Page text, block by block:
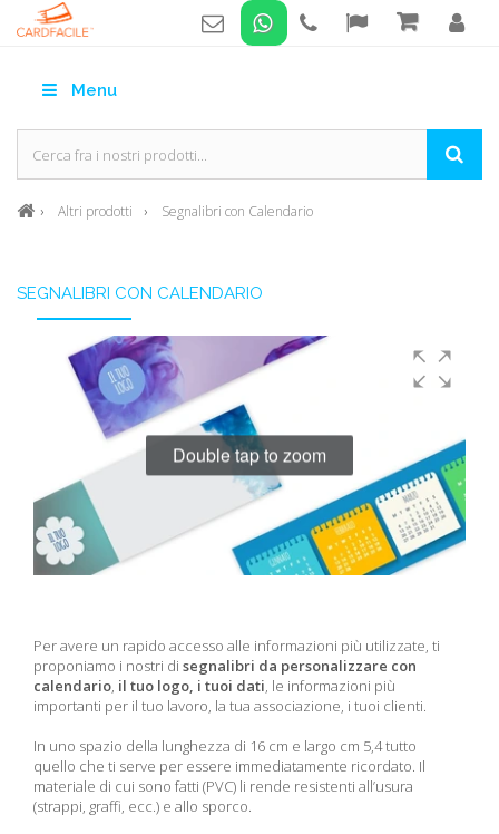
Menu
Altri prodotti Segnalibri con Calendario
SEGNALIBRI CON CALENDARIO
Double tap to zoom
Per avere un rapido accesso alle informazioni più utilizzate, ti
proponiamo i nostri di segnalibri da personalizzare con
calendario, il tuo logo, i tuoi dati, le informazioni più
importanti per il tuo lavoro, la tua associazione, i tuoi clienti.
In uno spazio della lunghezza di 16 cm e largo cm 5,4 tutto
quello che ti serve per essere immediatamente ricordato. Il
materiale di cui sono fatti (PVC) li rende resistenti all’usura
(strappi, graffi, ecc.) e allo sporco.